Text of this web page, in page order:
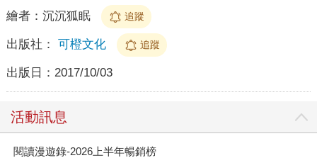
繪者： 沉沉狐眠 追蹤
出版社： 可橙文化 追蹤
出版日： 2017/10/03
活動訊息
閱讀漫遊錄-2026上半年暢銷榜